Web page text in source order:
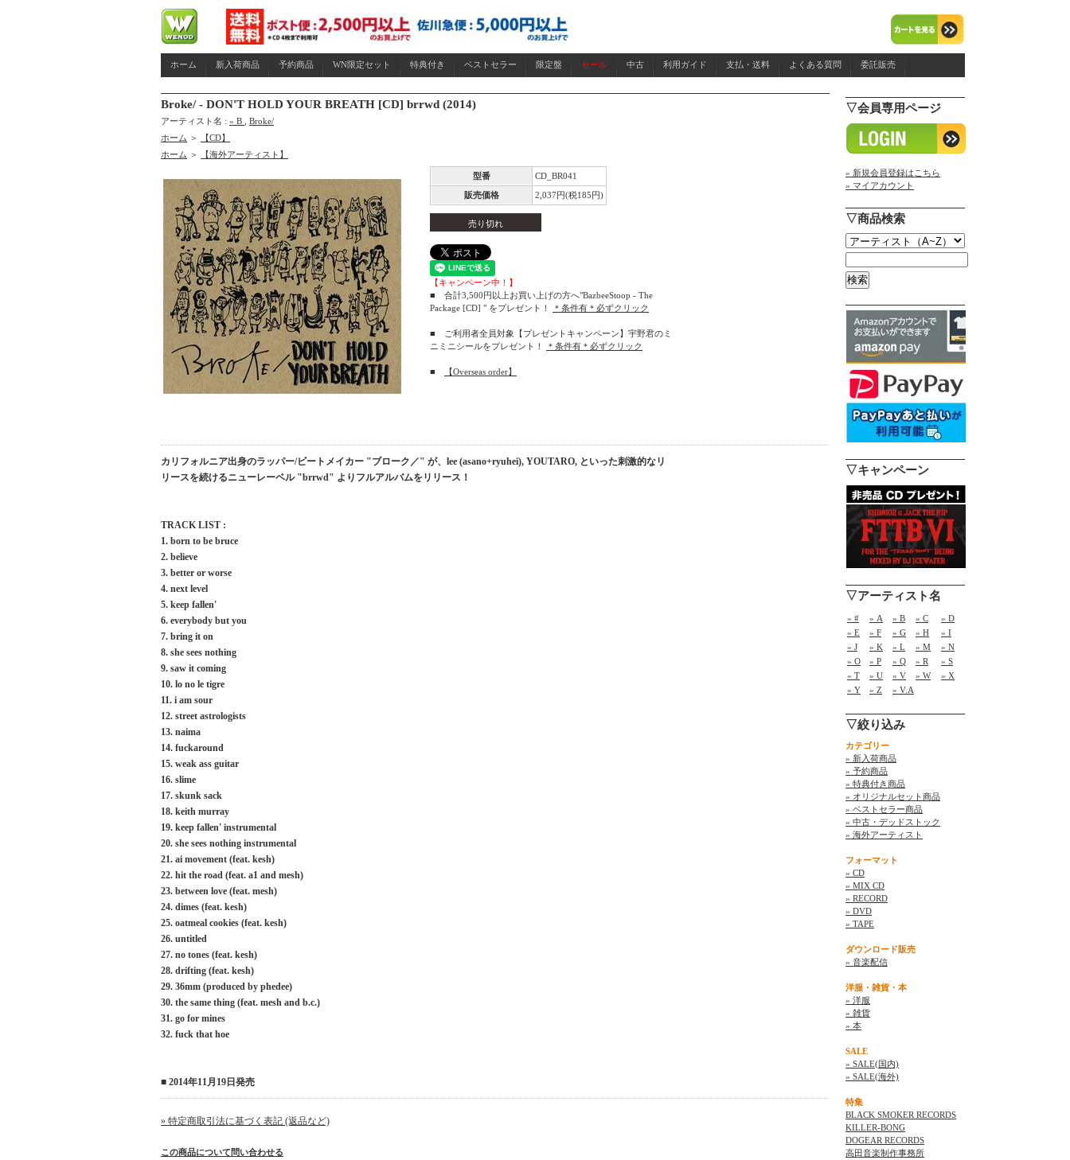
ホーム 新入荷商品 予約商品 WN限定セット 特典付き ベストセラー 限定盤 セール 中古 利用ガイド 支払・送料 よくある質問 委託販売
Broke/ - DON'T HOLD YOUR BREATH [CD] brrwd (2014)
アーティスト名 : » B
Broke/
ホーム ＞
【CD】
ホーム ＞ 【海外アーティスト】
型番
CD_BR041
販売価格
2,037円(税185円)
売り切れ
【キャンペーン中！】
■ 合計3,500円以上お買い上げの方へ"BazbeeStoop - The
Package [CD] " をプレゼント！
＊条件有＊必ずクリック
■ ご利用者全員対象【プレゼントキャンペーン】宇野君のミ
ニミニシールをプレゼント！
＊条件有＊必ずクリック
■ 【Overseas order】
カリフォルニア出身のラッパー/ビートメイカー "ブローク／" が、lee (asano+ryuhei), YOUTARO, といった刺激的なリ
リースを続けるニューレーベル "brrwd" よりフルアルバムをリリース！
TRACK LIST :
1. born to be bruce
2. believe
3. better or worse
4. next level
5. keep fallen'
6. everybody but you
7. bring it on
8. she sees nothing
9. saw it coming
10. lo no le tigre
11. i am sour
12. street astrologists
13. naima
14. fuckaround
15. weak ass guitar
16. slime
17. skunk sack
18. keith murray
19. keep fallen' instrumental
20. she sees nothing instrumental
21. ai movement (feat. kesh)
22. hit the road (feat. a1 and mesh)
23. between love (feat. mesh)
24. dimes (feat. kesh)
25. oatmeal cookies (feat. kesh)
26. untitled
27. no tones (feat. kesh)
28. drifting (feat. kesh)
29. 36mm (produced by phedee)
30. the same thing (feat. mesh and b.c.)
31. go for mines
32. fuck that hoe
■ 2014年11月19日発売
» 特定商取引法に基づく表記 (返品など)
この商品について問い合わせる
▽会員専用ページ
» 新規会員登録はこちら
» マイアカウント
▽商品検索
▽キャンペーン
▽アーティスト名
» # » A » B » C
» D
» E
» F » G » H
» I
» J
» K » L » M
» N
» O
» P » Q » R
» S
» T
» U » V » W
» X
» Y
» Z » V.A
▽絞り込み
カテゴリー
» 新入荷商品
» 予約商品
» 特典付き商品
» オリジナルセット商品
» ベストセラー商品
» 中古・デッドストック
» 海外アーティスト
フォーマット
» CD
» MIX CD
» RECORD
» DVD
» TAPE
ダウンロード販売
» 音楽配信
洋服・雑貨・本
» 洋服
» 雑貨
» 本
SALE
» SALE(国内)
» SALE(海外)
特集
BLACK SMOKER RECORDS
KILLER-BONG
DOGEAR RECORDS
高田音楽制作事務所